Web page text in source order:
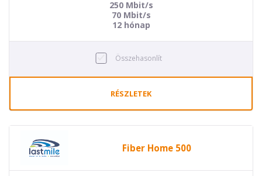
250 Mbit/s
70 Mbit/s
12 hónap
Összehasonlít
RÉSZLETEK
Fiber Home 500